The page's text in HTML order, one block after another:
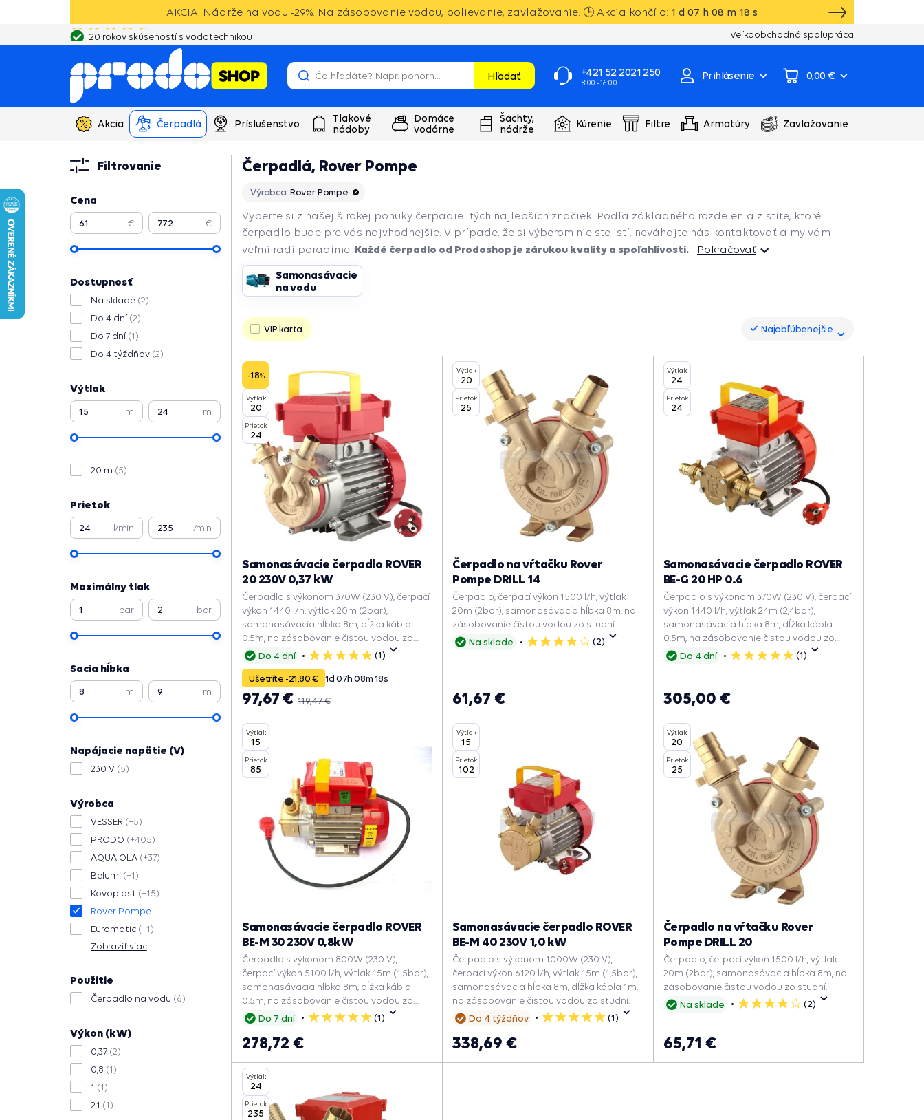
AKCIA: Nádrže na vodu -29%. Na zásobovanie vodou, polievanie, zavlažovanie. 🕒 Akcia končí o: 1 d 07 h 08 m 17 s
20 rokov skúseností s vodotechnikou Vlastný sklad, výroba, servisné centrum
Veľkoobchodná spolupráca
Hľadať +421 52 2021 250
8:00 - 16:00
Prihlásenie 0,00 €
Akcia Čerpadlá Príslušenstvo
Tlakové
nádoby
Domáce
vodárne
Šachty,
nádrže
Kúrenie Filtre Armatúry Zavlažovanie
Filtrovanie
Cena
€ €
Dostupnosť
Na sklade (2)
Do 4 dní (2)
Do 7 dní (1)
Do 4 týždňov (2)
Výtlak
m m
20 m (5)
Prietok
l/min l/min
Maximálny tlak
bar bar
Sacia hĺbka
m m
Napájacie napätie (V)
230 V (5)
Výrobca
VESSER (+5)
PRODO (+405)
AQUA OLA (+37)
Belumi (+1)
Kovoplast (+15)
Rover Pompe
Euromatic (+1)
Zobraziť viac
Použitie
Čerpadlo na vodu (6)
Výkon (kW)
0,37 (2)
0,8 (1)
1 (1)
2,1 (1)
Čerpadlá, Rover Pompe
Výrobca:Rover Pompe
Vyberte si z našej širokej ponuky čerpadiel tých najlepších značiek. Podľa základného rozdelenia zistíte, ktoré
čerpadlo bude pre vás najvhodnejšie. V prípade, že si výberom nie ste istí, neváhajte nás kontaktovať a my vám
veľmi radi poradíme. Každé čerpadlo od Prodoshop je zárukou kvality a spoľahlivosti. Pokračovať
PokračovaťSamonasávacie
na vodu
VIP karta Najobľúbenejšie
-18%
Výtlak
20
Prietok
24
Do 4 dní
5
hviezdičiek
(1)
Samonasávacie čerpadlo ROVER
20 230V 0,37 kW
Čerpadlo s výkonom 370W (230 V), čerpací
výkon 1440 l/h, výtlak 20m (2bar),
samonasávacia hĺbka 8m, dĺžka kábla
0.5m, na zásobovanie čistou vodou zo
studní.
Ušetríte -21,80 € 1d 07h 08m17s
119,47 €
97,67 €
Výtlak
20
Prietok
25
Na sklade
4
(2)
Čerpadlo na vŕtačku Rover
Pompe DRILL 14
Čerpadlo, čerpací výkon 1500 l/h, výtlak
20m (2bar), samonasávacia hĺbka 8m, na
zásobovanie čistou vodou zo studní.
61,67 €
Výtlak
24
Prietok
24
Do 4 dní
5
(1)
Samonasávacie čerpadlo ROVER
BE-G 20 HP 0.6
Čerpadlo s výkonom 370W (230 V), čerpací
výkon 1440 l/h, výtlak 24m (2,4bar),
samonasávacia hĺbka 8m, dĺžka kábla
0.5m, na zásobovanie čistou vodou zo
studní.
305,00 €
Výtlak
15
Prietok
85
Do 7 dní
5
(1)
Samonasávacie čerpadlo ROVER
BE-M 30 230V 0,8kW
Čerpadlo s výkonom 800W (230 V),
čerpací výkon 5100 l/h, výtlak 15m (1,5bar),
samonasávacia hĺbka 8m, dĺžka kábla
0.5m, na zásobovanie čistou vodou zo
studní.
278,72 €
Výtlak
15
Prietok
102
Do 4 týždňov
5
(1)
Samonasávacie čerpadlo ROVER
BE-M 40 230V 1,0 kW
Čerpadlo s výkonom 1000W (230 V),
čerpací výkon 6120 l/h, výtlak 15m (1,5bar),
samonasávacia hĺbka 8m, dĺžka kábla 1m,
na zásobovanie čistou vodou zo studní.
338,69 €
Výtlak
20
Prietok
25
Na sklade
4
(2)
Čerpadlo na vŕtačku Rover
Pompe DRILL 20
Čerpadlo, čerpací výkon 1500 l/h, výtlak
20m (2bar), samonasávacia hĺbka 8m, na
zásobovanie čistou vodou zo studní.
65,71 €
Výtlak
24
Prietok
235